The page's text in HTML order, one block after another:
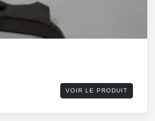
VOIR LE PRODUIT